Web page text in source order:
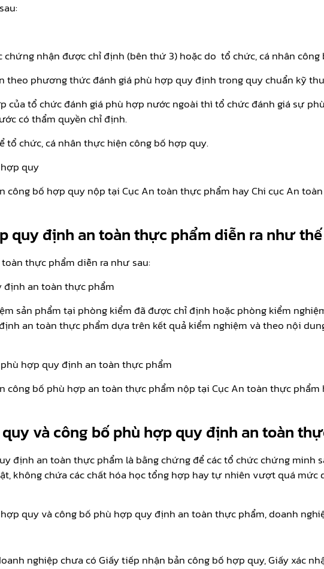
nhận được chỉ định (bên thứ 3) hoặc do tổ chức, cá nhân
theo phương thức đánh giá phù hợp quy định trong quy chuẩn kỹ
của tổ chức đánh giá phù hợp nước ngoài thì tổ chức đánh giá sự
có thẩm quyền chỉ định.
tổ chức, cá nhân thực hiện công bố hợp quy.
quy
công bố hợp quy nộp tại Cục An toàn thực phẩm hay Chi cục An
quy định an toàn thực phẩm diễn ra như
thực phẩm diễn ra như sau:
an toàn thực phẩm
sản phẩm tại phòng kiểm đã được chỉ định hoặc phòng kiểm
an toàn thực phẩm dựa trên kết quả kiểm nghiệm và theo nội
hợp quy định an toàn thực phẩm
công bố phù hợp an toàn thực phẩm nộp tại Cục An toàn thực
và công bố phù hợp quy định an toàn
định an toàn thực phẩm là bằng chứng để các tổ chức chứng minh
không chứa các chất hóa học tổng hợp hay tự nhiên vượt quá
quy và công bố phù hợp quy định an toàn thực phẩm, doanh
nghiệp chưa có Giấy tiếp nhận bản công bố hợp quy, Giấy xác